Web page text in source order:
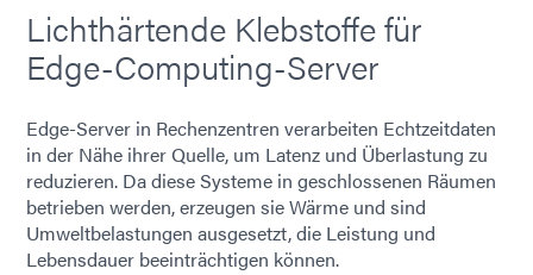
Lichthärtende Klebstoffe für
Edge-Computing-Server
Edge-Server in Rechenzentren verarbeiten Echtzeitdaten
in der Nähe ihrer Quelle, um Latenz und Überlastung zu
reduzieren. Da diese Systeme in geschlossenen Räumen
betrieben werden, erzeugen sie Wärme und sind
Umweltbelastungen ausgesetzt, die Leistung und
Lebensdauer beeinträchtigen können.